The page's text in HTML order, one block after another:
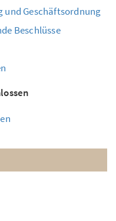
und Geschäftsordnung
Beschlüsse